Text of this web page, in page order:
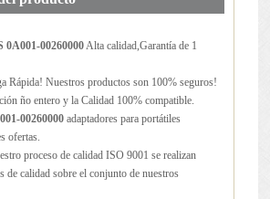
0A001-00260000Alta calidad,Garantía de 1
Rápida! Nuestros productos son 100% seguros!
ño entero y la Calidad 100% compatible.
00260000adaptadores para portátiles
ofertas.
proceso de calidad ISO 9001 se realizan
de calidad sobre el conjunto de nuestros